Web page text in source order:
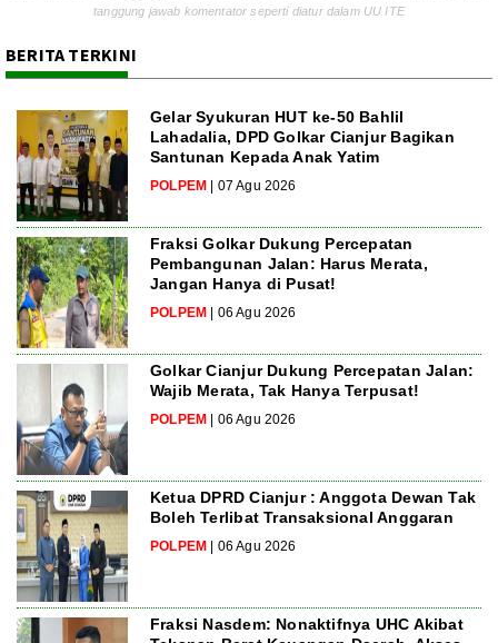
tanggung jawab komentator seperti diatur dalam UU ITE
BERITA TERKINI
Gelar Syukuran HUT ke-50 Bahlil
Lahadalia, DPD Golkar Cianjur Bagikan
Santunan Kepada Anak Yatim
POLPEM | 07 Agu 2026
Fraksi Golkar Dukung Percepatan
Pembangunan Jalan: Harus Merata,
Jangan Hanya di Pusat!
POLPEM | 06 Agu 2026
Golkar Cianjur Dukung Percepatan Jalan:
Wajib Merata, Tak Hanya Terpusat!
POLPEM | 06 Agu 2026
Ketua DPRD Cianjur : Anggota Dewan Tak
Boleh Terlibat Transaksional Anggaran
POLPEM | 06 Agu 2026
Fraksi Nasdem: Nonaktifnya UHC Akibat